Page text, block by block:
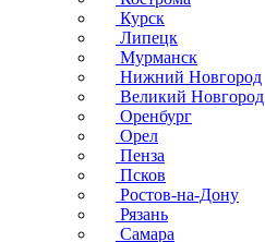
Курск
Липецк
Мурманск
Нижний Новгород
Великий Новгород
Оренбург
Орел
Пенза
Псков
Ростов-на-Дону
Рязань
Самара